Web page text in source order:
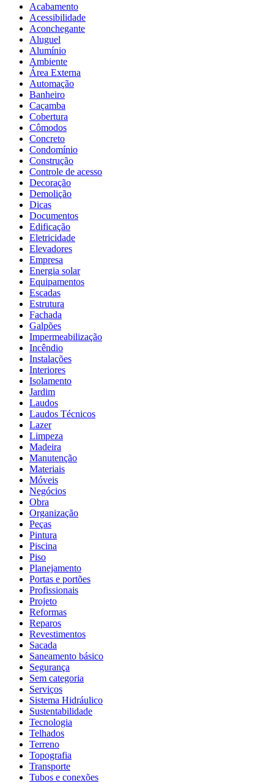
Acabamento
Acessibilidade
Aconchegante
Aluguel
Alumínio
Ambiente
Área Externa
Automação
Banheiro
Caçamba
Cobertura
Cômodos
Concreto
Condomínio
Construção
Controle de acesso
Decoração
Demolição
Dicas
Documentos
Edificação
Eletricidade
Elevadores
Empresa
Energia solar
Equipamentos
Escadas
Estrutura
Fachada
Galpões
Impermeabilização
Incêndio
Instalações
Interiores
Isolamento
Jardim
Laudos
Laudos Técnicos
Lazer
Limpeza
Madeira
Manutenção
Materiais
Móveis
Negócios
Obra
Organização
Peças
Pintura
Piscina
Piso
Planejamento
Portas e portões
Profissionais
Projeto
Reformas
Reparos
Revestimentos
Sacada
Saneamento básico
Segurança
Sem categoria
Serviços
Sistema Hidráulico
Sustentabilidade
Tecnologia
Telhados
Terreno
Topografia
Transporte
Tubos e conexões